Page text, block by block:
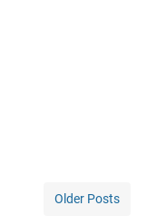
Older Posts